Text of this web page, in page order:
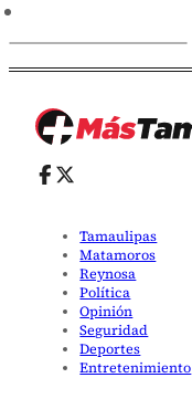
Tamaulipas
Matamoros
Reynosa
Política
Opinión
Seguridad
Deportes
Entretenimiento